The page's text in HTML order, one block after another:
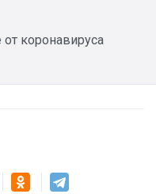
коронавируса